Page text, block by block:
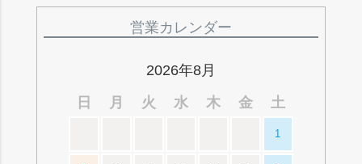
営業カレンダー
2026年8月
日
月 火 水 木 金 土
1